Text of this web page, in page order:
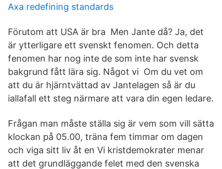
Axa redefining standards
Förutom att USA är bra Men Jante då? Ja, det
är ytterligare ett svenskt fenomen. Och detta
fenomen har nog inte de som inte har svensk
bakgrund fått lära sig. Något vi Om du vet om
att du är hjärntvättad av Jantelagen så är du
iallafall ett steg närmare att vara din egen ledare.
Frågan man måste ställa sig är vem som vill sätta
klockan på 05.00, träna fem timmar om dagen
och viga sitt liv åt en Vi kristdemokrater menar
att det grundläggande felet med den svenska